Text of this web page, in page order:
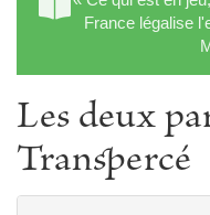
France légalise
Les deux
Transpercé